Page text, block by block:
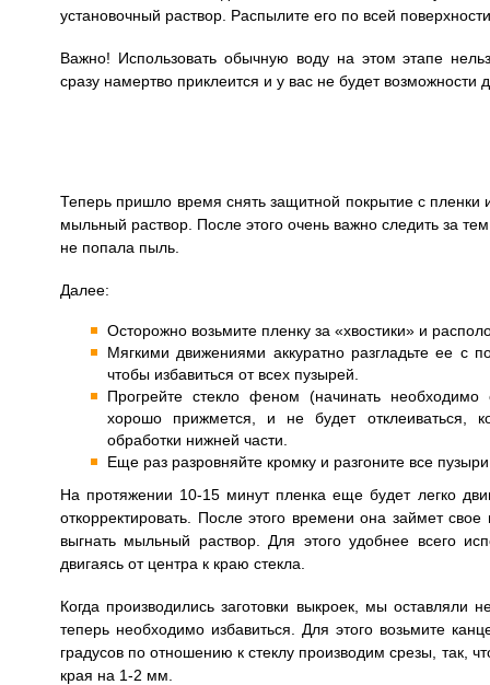
установочный раствор. Распылите его по всей
Важно! Использовать обычную воду на этом этапе
сразу намертво приклеится и у вас не будет возможности
Теперь пришло время снять защитной покрытие с пленки
мыльный раствор. После этого очень важно следить за
не попала пыль.
Далее:
Осторожно возьмите пленку за «хвостики» и
Мягкими движениями аккуратно разгладьте ее с
чтобы избавиться от всех пузырей.
Прогрейте стекло феном (начинать
хорошо прижмется, и не будет отклеиваться,
обработки нижней части.
Еще раз разровняйте кромку и разгоните все
На протяжении 10-15 минут пленка еще будет легко
откорректировать. После этого времени она займет
выгнать мыльный раствор. Для этого удобнее всего
двигаясь от центра к краю стекла.
Когда производились заготовки выкроек, мы оставляли
теперь необходимо избавиться. Для этого возьмите
градусов по отношению к стеклу производим срезы, так,
края на 1-2 мм.